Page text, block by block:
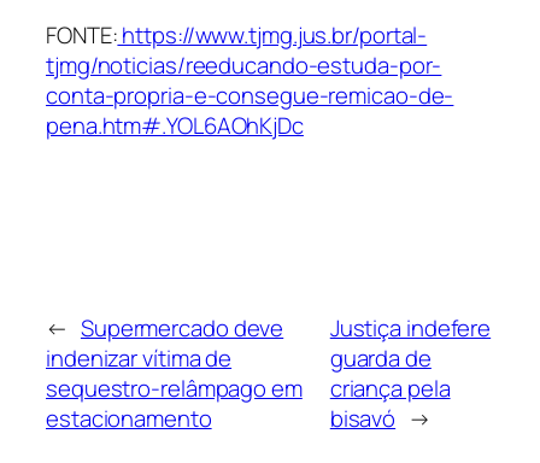
FONTE:https://www.tjmg.jus.br/portal-
tjmg/noticias/reeducando-estuda-por-
conta-propria-e-consegue-remicao-de-
pena.htm#.YOL6AOhKjDc
← Supermercado deve
indenizar vítima de
sequestro-relâmpago em
estacionamento
Justiça indefere
guarda de
criança pela
bisavó →